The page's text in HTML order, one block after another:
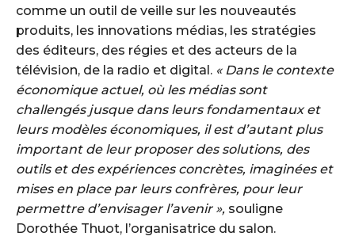
comme un outil de veille sur les nouveautés
produits, les innovations médias, les stratégies
des éditeurs, des régies et des acteurs de la
télévision, de la radio et digital. « Dans le contexte
économique actuel, où les médias sont
challengés jusque dans leurs fondamentaux et
leurs modèles économiques, il est d’autant plus
important de leur proposer des solutions, des
outils et des expériences concrètes, imaginées et
mises en place par leurs confrères, pour leur
permettre d’envisager l’avenir », souligne
Dorothée Thuot, l’organisatrice du salon.